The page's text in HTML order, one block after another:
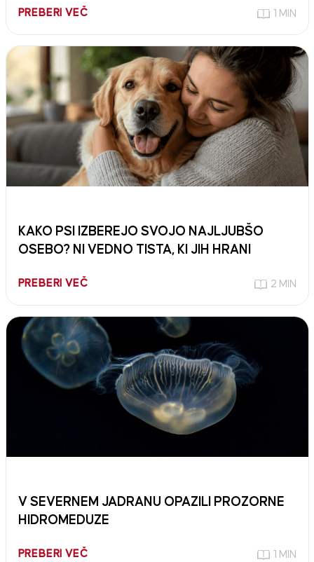
PREBERI VEČ 1 MIN
KAKO PSI IZBEREJO SVOJO NAJLJUBŠO
OSEBO? NI VEDNO TISTA, KI JIH HRANI
PREBERI VEČ 2 MIN
V SEVERNEM JADRANU OPAZILI PROZORNE
HIDROMEDUZE
PREBERI VEČ 1 MIN